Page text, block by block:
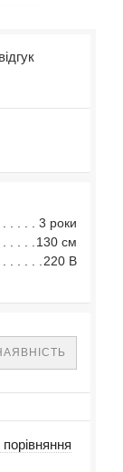
3 роки
130 см
220 В